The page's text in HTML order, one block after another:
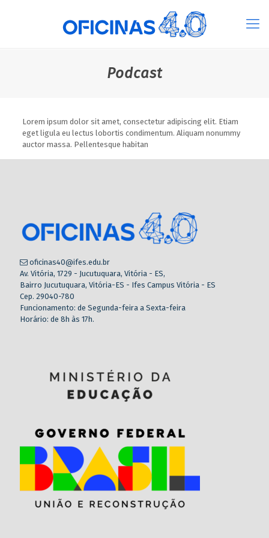
Podcast
Lorem ipsum dolor sit amet, consectetur adipiscing elit. Etiam
eget ligula eu lectus lobortis condimentum. Aliquam nonummy
auctor massa. Pellentesque habitan
oficinas40@ifes.edu.br
Av. Vitória, 1729 - Jucutuquara, Vitória - ES,
Bairro Jucutuquara, Vitória-ES - Ifes Campus Vitória - ES
Cep. 29040-780
Funcionamento: de Segunda-feira a Sexta-feira
Horário: de 8h às 17h.